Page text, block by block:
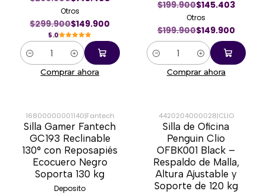
Otros
$299.900$149.900
5.0
Cantidad
Comprar ahora
$199.900$145.403
Otros
$199.900$149.900
Cantidad
Comprar ahora
-53%
16800000001140|Fantech
Silla Gamer Fantech
GC193 Reclinable
130° con Reposapiés
Ecocuero Negro
Soporta 130 kg
Deposito
-50%
4420204000028|CLIO
Silla de Oficina
Penguin Clio
OFBK001 Black –
Respaldo de Malla,
Altura Ajustable y
Soporte de 120 kg